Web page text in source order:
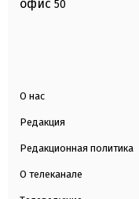
офис 50
О нас
Редакция
Редакционная политика
О телеканале